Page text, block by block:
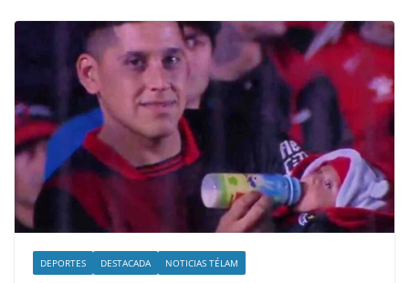
DEPORTES DESTACADA NOTICIAS TÉLAM